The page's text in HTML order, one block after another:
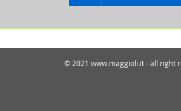
© 2021 www.maggioli.it - all right